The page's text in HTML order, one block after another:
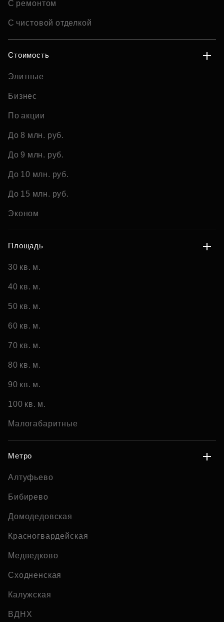
С ремонтом
С чистовой отделкой
Стоимость
Элитные
Бизнес
По акции
До 8 млн. руб.
До 9 млн. руб.
До 10 млн. руб.
До 15 млн. руб.
Эконом
Площадь
30 кв. м.
40 кв. м.
50 кв. м.
60 кв. м.
70 кв. м.
80 кв. м.
90 кв. м.
100 кв. м.
Малогабаритные
Метро
Алтуфьево
Бибирево
Домодедовская
Красногвардейская
Медведково
Сходненская
Калужская
ВДНХ